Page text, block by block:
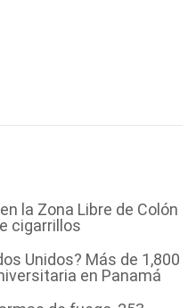
la Zona Libre de Colón
cigarrillos
Unidos? Más de 1,800
en Panamá